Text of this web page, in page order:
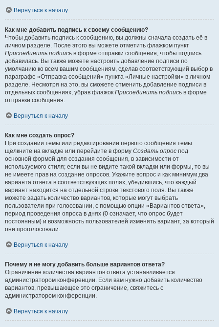
Вернуться к началу
Как мне добавить подпись к своему сообщению?
Чтобы добавить подпись к сообщению, вы должны сначала создать её в
личном разделе. После этого вы можете отметить флажком пункт
Присоединить подпись в форме отправки сообщения, чтобы подпись
добавилась. Вы также можете настроить добавление подписи по
умолчанию ко всем вашим сообщениям, сделав соответствующий выбор в
параграфе «Отправка сообщений» пункта «Личные настройки» в личном
разделе. Несмотря на это, вы сможете отменить добавление подписи в
отдельных сообщениях, убрав флажок Присоединить подпись в форме
отправки сообщения.
Вернуться к началу
Как мне создать опрос?
При создании темы или редактировании первого сообщения темы
щёлкните на вкладке или перейдите в форму Создать опрос под
основной формой для создания сообщения, в зависимости от
используемого стиля; если вы не видите такой вкладки или формы, то вы
не имеете прав на создание опросов. Укажите вопрос и как минимум два
варианта ответа в соответствующих полях, убедившись, что каждый
вариант находится на отдельной строке текстового поля. Вы также
можете задать количество вариантов, которые могут выбрать
пользователи при голосовании, с помощью опции «Вариантов ответа»,
период проведения опроса в днях (0 означает, что опрос будет
постоянным) и возможность пользователей изменять вариант, за который
они проголосовали.
Вернуться к началу
Почему я не могу добавить больше вариантов ответа?
Ограничение количества вариантов ответа устанавливается
администратором конференции. Если вам нужно добавить количество
вариантов, превышающее это ограничение, свяжитесь с
администратором конференции.
Вернуться к началу